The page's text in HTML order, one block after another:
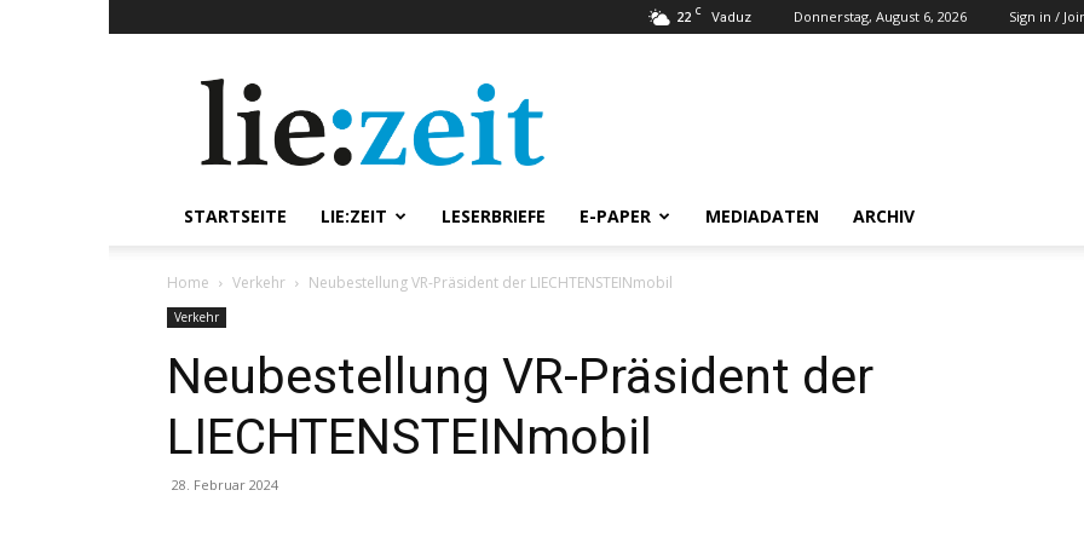
22 C Vaduz Donnerstag, August 6, 2026 Sign in /
STARTSEITE LIE:ZEIT LESERBRIEFE E-PAPER MEDIADATEN ARCHIV
Home Verkehr Neubestellung VR-Präsident der LIECHTENSTEINmobil
Verkehr
Neubestellung VR-Präsident der
LIECHTENSTEINmobil
28. Februar 2024